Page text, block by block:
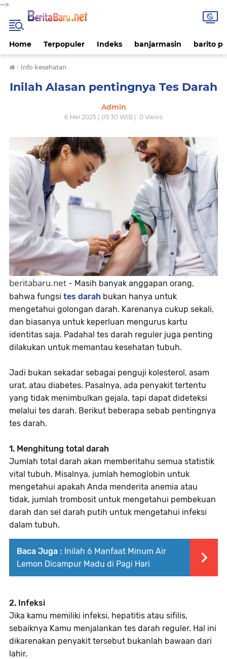
-->
Home Terpopuler Indeks banjarmasin barito
› Info kesehatan
Inilah Alasan pentingnya Tes Darah
Admin
6 Mei 2025 | 09.30 WIB | 0 Views
beritabaru.net - Masih banyak anggapan orang,
bahwa fungsi tes darah bukan hanya untuk
mengetahui golongan darah. Karenanya cukup sekali,
dan biasanya untuk keperluan mengurus kartu
identitas saja. Padahal tes darah reguler juga penting
dilakukan untuk memantau kesehatan tubuh.
Jadi bukan sekadar sebagai penguji kolesterol, asam
urat, atau diabetes. Pasalnya, ada penyakit tertentu
yang tidak menimbulkan gejala, tapi dapat dideteksi
melalui tes darah. Berikut beberapa sebab pentingnya
tes darah.
1. Menghitung total darah
Jumlah total darah akan memberitahu semua statistik
vital tubuh. Misalnya, jumlah hemoglobin untuk
mengetahui apakah Anda menderita anemia atau
tidak, jumlah trombosit untuk mengetahui pembekuan
darah dan sel darah putih untuk mengetahui infeksi
dalam tubuh.
Baca Juga : Inilah 6 Manfaat Minum Air
Lemon Dicampur Madu di Pagi Hari
2. Infeksi
Jika kamu memiliki infeksi, hepatitis atau sifilis,
sebaiknya Kamu menjalankan tes darah reguler. Hal ini
dikarenakan penyakit tersebut bukanlah bawaan dari
lahir.